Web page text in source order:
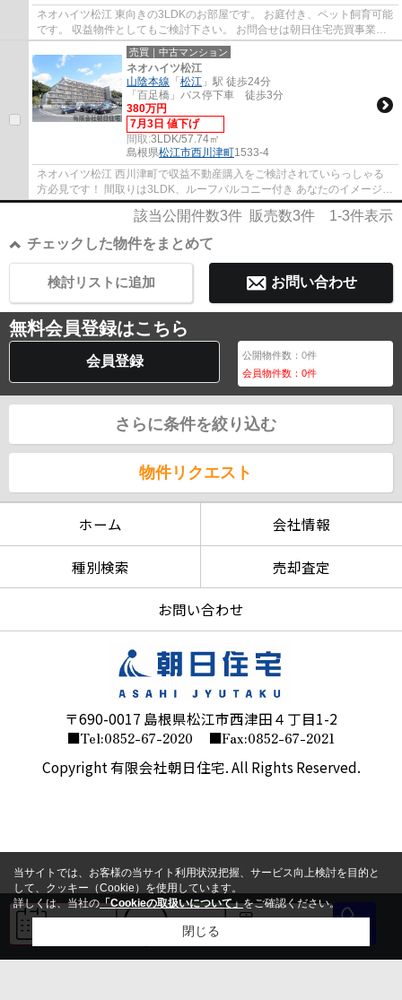
ネオハイツ松江 東向きの3LDKのお部屋です。 お庭付き、ペット飼育可能
です。 収益物件としてもご検討下さい。 お問合せは朝日住宅売買事業部
まで！
売買｜中古マンション
ネオハイツ松江
山陰本線 「松江 」駅 徒歩24分
「百足橋」バス停下車 徒歩3分
380万円
7月3日 値下げ
間取:3LDK/57.74㎡
島根県松江市西川津町1533-4
ネオハイツ松江 西川津町で収益不動産購入をご検討されていらっしゃる
方必見です！ 間取りは3LDK、ルーフバルコニー付き あなたのイメージ通
りのリフォームが出来るお部屋です！（未修...
該当公開件数3件 販売数3件 1-3件表示
チェックした物件をまとめて
お問い合わせ
検討リストに追加
無料会員登録はこちら
会員登録 公開物件数：0件
会員物件数：0件
さらに条件を絞り込む
物件リクエスト
来店予約 LINE 会員登録
ホーム 会社情報
種別検索 売却査定
お問い合わせ
〒690-0017 島根県松江市西津田４丁目1-2
■Tel:0852-67-2020 ■Fax:0852-67-2021
Copyright 有限会社朝日住宅. All Rights Reserved.
当サイトでは、お客様の当サイト利用状況把握、サービス向上検討を目的と
して、クッキー（Cookie）を使用しています。
詳しくは、当社の「Cookieの取扱いについて」をご確認ください。
閉じる